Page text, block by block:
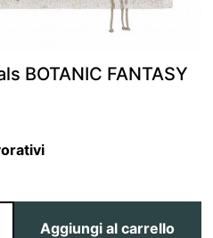
BOTANIC FANTASY
Aggiungi al carrello